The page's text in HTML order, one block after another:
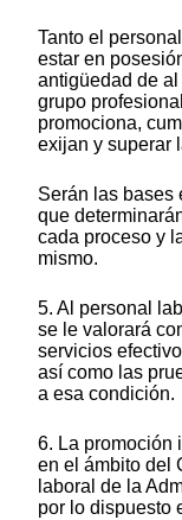
Tanto el
estar en
antigüedad de
grupo
promociona,
exijan y superar
Serán las bases
que
cada proceso y
mismo.
5. Al personal
se le valorará
servicios
así como las
a esa condición.
6. La promoción
en el ámbito del
laboral de la
por lo dispuesto